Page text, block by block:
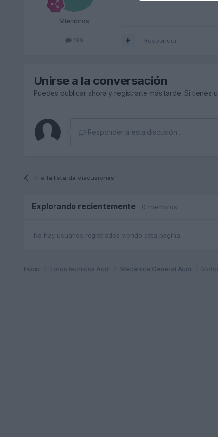
Miembros
199 Responder
Unirse a la conversación
Puedes publicar ahora y registrarte más tarde. Si tienes
Responder a esta discusión...
Ir a la lista de discusiones
Explorando recientemente 0 miembros
No hay usuarios registrados viendo esta página.
Inicio Foros técnicos Audi Mecánica General Audi